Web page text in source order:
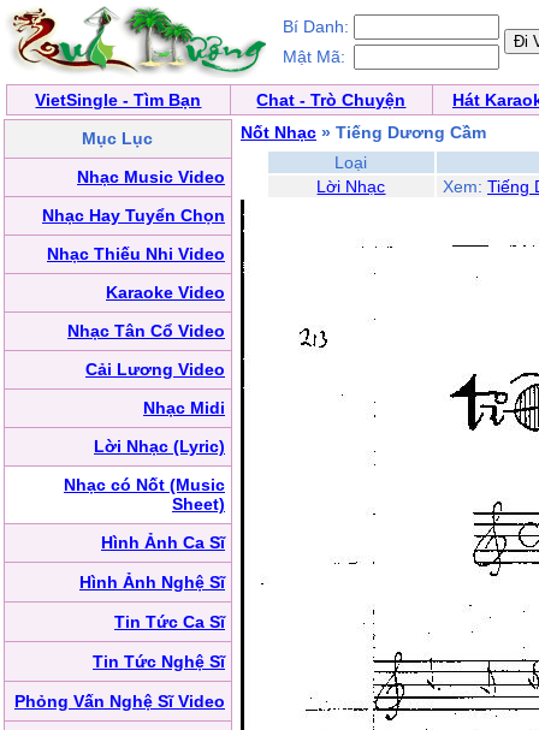
Bí Danh:
Mật Mã:
VietSingle - Tìm Bạn Chat - Trò Chuyện
Hát
Mục Lục
Nhạc Music Video
Nhạc Hay Tuyển Chọn
Nhạc Thiếu Nhi Video
Karaoke Video
Nhạc Tân Cổ Video
Cải Lương Video
Nhạc Midi
Lời Nhạc (Lyric)
Nhạc có Nốt (Music
Sheet)
Hình Ảnh Ca Sĩ
Hình Ảnh Nghệ Sĩ
Tin Tức Ca Sĩ
Tin Tức Nghệ Sĩ
Phỏng Vấn Nghệ Sĩ Video
Nốt Nhạc » Tiếng Dương Cầm
Loại
Lời Nhạc
Xem: Tiếng